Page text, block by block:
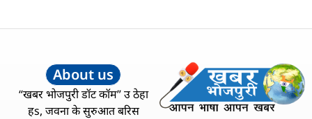
About us
“खबर भोजपुरी डॉट कॉम” उ ठेहा
हs, जवना के सुरुआत बरिस